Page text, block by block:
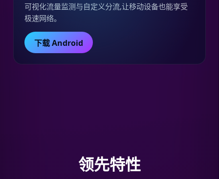
可视化流量监测与自定义分流,让移动设备也能享受
极速网络。
下载 Android
领先特性